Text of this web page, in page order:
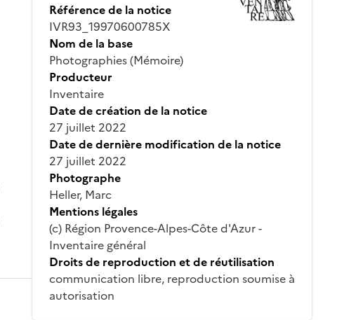
Référence de la notice
IVR93_19970600785X
Nom de la base
Photographies (Mémoire)
Producteur
Inventaire
Date de création de la notice
27 juillet 2022
Date de dernière modification de la notice
27 juillet 2022
Photographe
Heller, Marc
Mentions légales
(c) Région Provence-Alpes-Côte d'Azur -
Inventaire général
Droits de reproduction et de réutilisation
communication libre, reproduction soumise à
autorisation